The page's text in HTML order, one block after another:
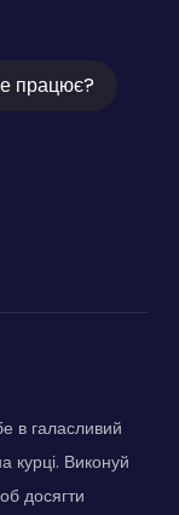
працює?
в галасливий
курці. Виконуй
досягти